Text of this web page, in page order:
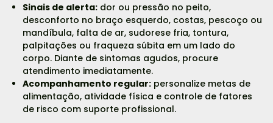
Sinais de alerta:dor ou pressão no peito,
desconforto no braço esquerdo, costas, pescoço ou
mandíbula, falta de ar, sudorese fria, tontura,
palpitações ou fraqueza súbita em um lado do
corpo. Diante de sintomas agudos, procure
atendimento imediatamente.
Acompanhamento regular:personalize metas de
alimentação, atividade física e controle de fatores
de risco com suporte profissional.